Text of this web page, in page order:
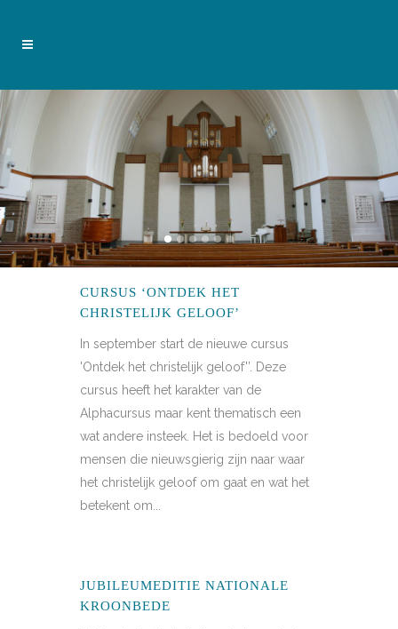
CURSUS ‘ONTDEK HET
CHRISTELIJK GELOOF’
In september start de nieuwe cursus
'Ontdek het christelijk geloof'’. Deze
cursus heeft het karakter van de
Alphacursus maar kent thematisch een
wat andere insteek. Het is bedoeld voor
mensen die nieuwsgierig zijn naar waar
het christelijk geloof om gaat en wat het
betekent om...
JUBILEUMEDITIE NATIONALE
KROONBEDE